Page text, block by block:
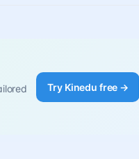
Try Kinedu free →